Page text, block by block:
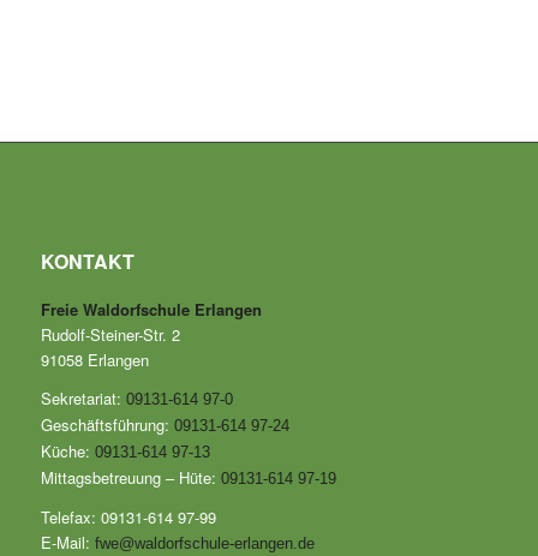
KONTAKT
Freie Waldorfschule Erlangen
Rudolf-Steiner-Str. 2
91058 Erlangen
Sekretariat: 09131-614 97-0
Geschäftsführung: 09131-614 97-24
Küche: 09131-614 97-13
Mittagsbetreuung – Hüte: 09131-614 97-19
Telefax: 09131-614 97-99
E-Mail: fwe@waldorfschule-erlangen.de